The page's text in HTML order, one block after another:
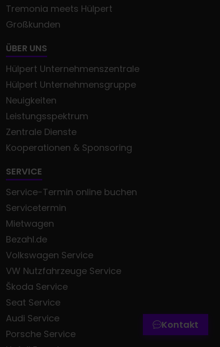
Tremonia meets Hülpert
Großkunden
ÜBER UNS
Hülpert Unternehmenszentrale
Hülpert Unternehmensgruppe
Neuigkeiten
Leistungsspektrum
Zentrale Dienste
Kooperationen & Sponsoring
SERVICE
Service-Termin online buchen
Servicetermin
Mietwagen
Bezahl.de
Volkswagen Service
VW Nutzfahrzeuge Service
Škoda Service
Seat Service
Audi Service
Porsche Service
Kontakt
Termin online buchen
Zum Kontaktformular